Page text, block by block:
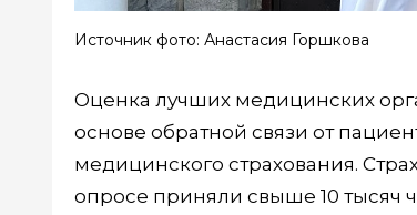
Источник фото: Анастасия Горшкова
Оценка лучших медицинских
основе обратной связи от
медицинского страхования.
опросе приняли свыше 10 тысяч